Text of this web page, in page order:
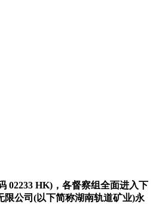
02233 HK)，各督察组全面进入下
公司(以下简称湖南轨道矿业)永